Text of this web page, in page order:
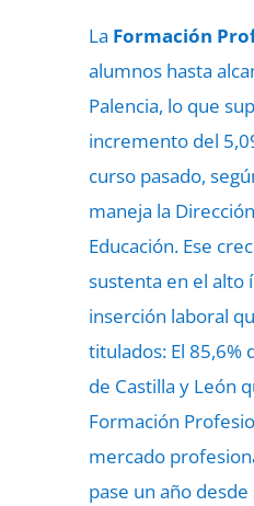
La Formación
alumnos hasta
Palencia, lo que
incremento del
curso pasado,
maneja la
Educación. Ese
sustenta en el alto
inserción laboral
titulados: El 85,6%
de Castilla y León
Formación
mercado
pase un año